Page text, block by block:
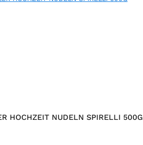
HOCHZEIT NUDELN SPIRELLI 500G